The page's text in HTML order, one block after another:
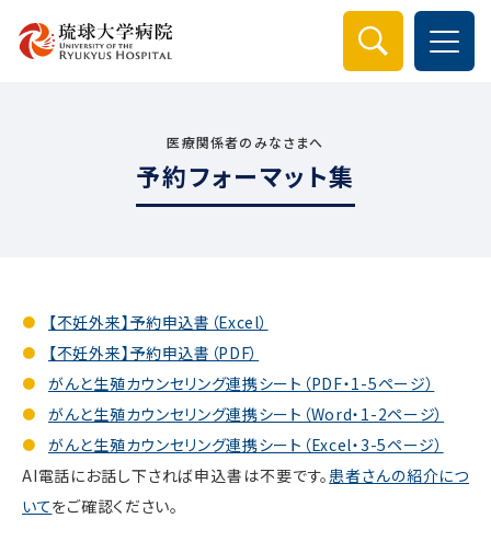
検索
医療関係者のみなさまへ
予約フォーマット集
【不妊外来】予約申込書（Excel）
【不妊外来】予約申込書（PDF）
がんと生殖カウンセリング連携シート（PDF・1-5ページ）
がんと生殖カウンセリング連携シート（Word・1-2ページ）
がんと生殖カウンセリング連携シート（Excel・3-5ページ）
AI電話にお話し下されば申込書は不要です。患者さんの紹介につ
いてをご確認ください。